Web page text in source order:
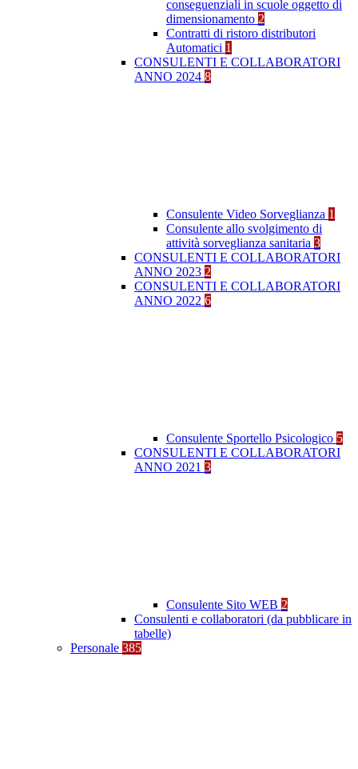
conseguenziali in scuole oggetto di
dimensionamento 2
Contratti di ristoro distributori
Automatici 1
CONSULENTI E COLLABORATORI
ANNO 2024 8
Consulente Video Sorveglianza 1
Consulente allo svolgimento di
attività sorveglianza sanitaria 3
CONSULENTI E COLLABORATORI
ANNO 2023 2
CONSULENTI E COLLABORATORI
ANNO 2022 6
Consulente Sportello Psicologico 5
CONSULENTI E COLLABORATORI
ANNO 2021 3
Consulente Sito WEB 2
Consulenti e collaboratori (da pubblicare in
tabelle)
Personale 385